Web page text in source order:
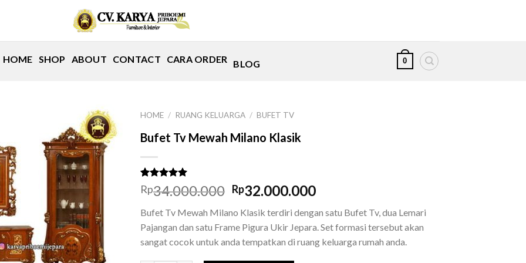
HOME SHOP ABOUT CONTACT CARA ORDER BLOG 0
HOME / RUANG KELUARGA / BUFET TV
Bufet Tv Mewah Milano Klasik
Rated5.00
out of 5
1
customer
rating
Rp34.000.000 Original
was:
Rp34.000.000.
Rp32.000.000Current
is:
Rp32.000.000.
Bufet Tv Mewah Milano Klasik terdiri dengan satu Bufet Tv, dua Lemari
Pajangan dan satu Frame Pigura Ukir Jepara. Set formasi tersebut akan
sangat cocok untuk anda tempatkan di ruang keluarga rumah anda.